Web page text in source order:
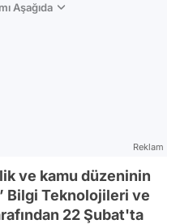
Aşağıda
Reklam
ve kamu düzeninin
Bilgi Teknolojileri ve
22 Şubat'ta